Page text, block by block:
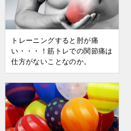
トレーニングすると肘が痛
い・・・！筋トレでの関節痛は
仕方がないことなのか。